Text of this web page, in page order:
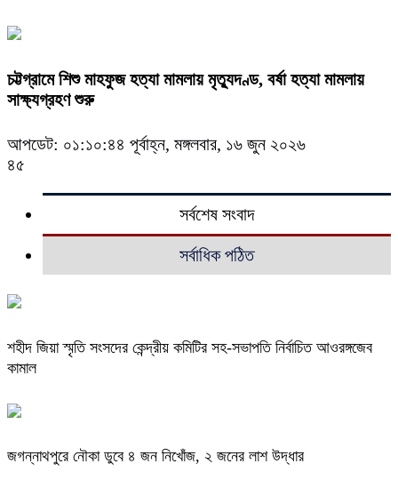
চট্টগ্রামে শিশু মাহফুজ হত্যা মামলায় মৃত্যুদণ্ড, বর্ষা হত্যা মামলায়
সাক্ষ্যগ্রহণ শুরু
আপডেট: ০১:১০:৪৪ পূর্বাহ্ন, মঙ্গলবার, ১৬ জুন ২০২৬
৪৫
সর্বশেষ সংবাদ
সর্বাধিক পঠিত
শহীদ জিয়া স্মৃতি সংসদের কেন্দ্রীয় কমিটির সহ-সভাপতি নির্বাচিত আওরঙ্গজেব
কামাল
জগন্নাথপুরে নৌকা ডুবে ৪ জন নিখোঁজ, ২ জনের লাশ উদ্ধার